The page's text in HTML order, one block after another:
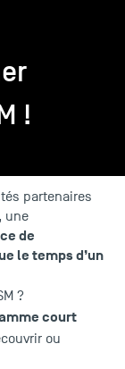
!
partenaires
une
de
le temps d’un
?
court
ou